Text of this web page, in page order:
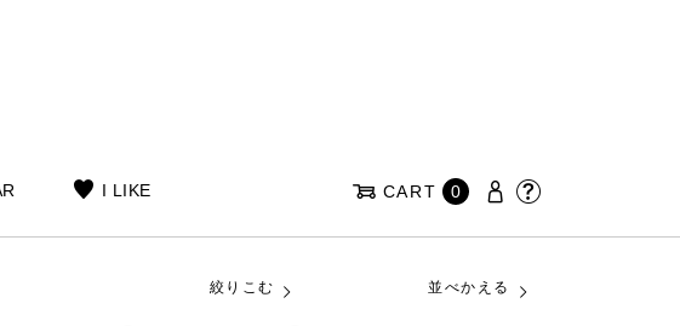
I LIKE CART 0
絞りこむ 並べかえる